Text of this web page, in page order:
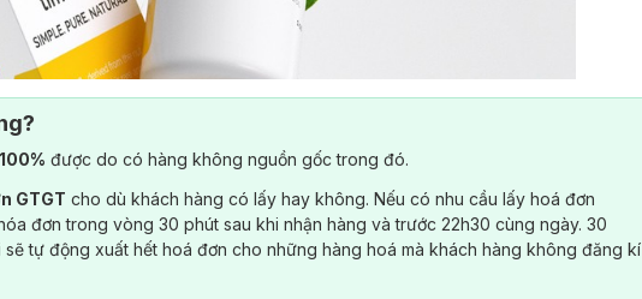
được do có hàng không nguồn gốc trong đó.
GTGT cho dù khách hàng có lấy hay không. Nếu có nhu cầu lấy hoá đơn
đơn trong vòng 30 phút sau khi nhận hàng và trước 22h30 cùng ngày. 30
tự động xuất hết hoá đơn cho những hàng hoá mà khách hàng không đăng kí